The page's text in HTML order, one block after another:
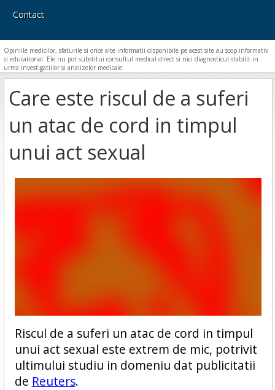
Contact
Opiniile medicilor, sfaturile si orice alte informatii disponibile pe acest site au scop informativ
si educational. Ele nu pot substitui consultul medical direct si nici diagnosticul stabilit in
urma investigatiilor si analizelor medicale.
Care este riscul de a suferi
un atac de cord in timpul
unui act sexual
Riscul de a suferi un atac de cord in timpul
unui act sexual este extrem de mic, potrivit
ultimului studiu in domeniu dat publicitatii
de Reuters.